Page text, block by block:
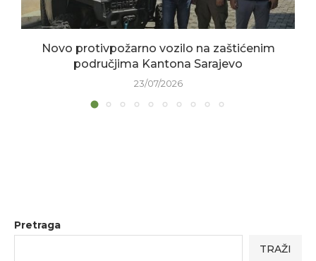
Novo protivpožarno vozilo na zaštićenim
područjima Kantona Sarajevo
23/07/2026
Pretraga
TRAŽI